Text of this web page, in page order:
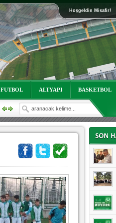
Hoşgeldin Misafir!
FUTBOL ALTYAPI BASKETBOL